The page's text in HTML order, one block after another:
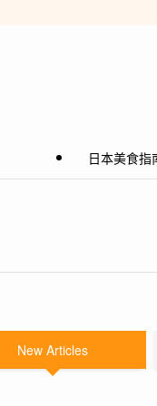
日本美食指
New Articles